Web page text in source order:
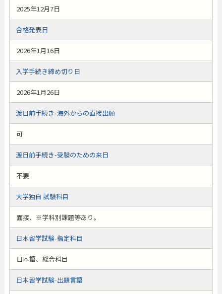
2025年12月7日
合格発表日
2026年1月16日
入学手続き締め切り日
2026年1月26日
渡日前手続き-海外からの直接出願
可
渡日前手続き-受験のための来日
不要
大学独自 試験科目
面接、※学科別課題等あり。
日本留学試験-指定科目
日本語、総合科目
日本留学試験-出題言語